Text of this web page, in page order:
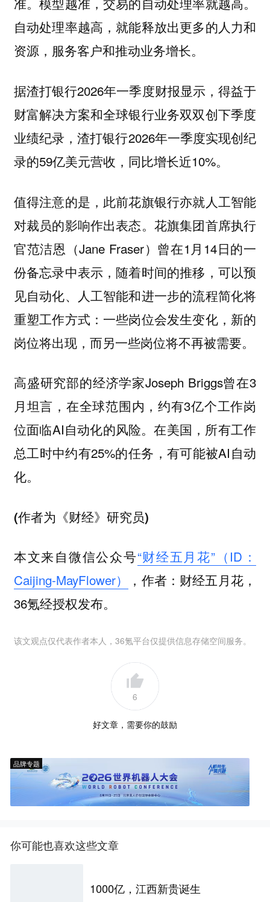
自动处理率越高，就能释放出更多的人力和
资源，服务客户和推动业务增长。
据渣打银行2026年一季度财报显示，得益于
财富解决方案和全球银行业务双双创下季度
业绩纪录，渣打银行2026年一季度实现创纪
录的59亿美元营收，同比增长近10%。
值得注意的是，此前花旗银行亦就人工智能
对裁员的影响作出表态。花旗集团首席执行
官范洁恩（Jane Fraser）曾在1月14日的一
份备忘录中表示，随着时间的推移，可以预
见自动化、人工智能和进一步的流程简化将
重塑工作方式：一些岗位会发生变化，新的
岗位将出现，而另一些岗位将不再被需要。
高盛研究部的经济学家Joseph Briggs曾在3
月坦言，在全球范围内，约有3亿个工作岗
位面临AI自动化的风险。在美国，所有工作
总工时中约有25%的任务，有可能被AI自动
化。
(作者为《财经》研究员)
本文来自微信公众号“财经五月花”（ID：
Caijing-MayFlower）
，作者：财经五月花，
36氪经授权发布。
该文观点仅代表作者本人，36氪平台仅提供信息存储空间服务。
6
好文章，需要你的鼓励
品牌专题
你可能也喜欢这些文章
1000亿，江西新贵诞生